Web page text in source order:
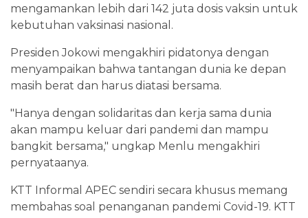
mengamankan lebih dari 142 juta dosis vaksin untuk
kebutuhan vaksinasi nasional.
Presiden Jokowi mengakhiri pidatonya dengan
menyampaikan bahwa tantangan dunia ke depan
masih berat dan harus diatasi bersama.
"Hanya dengan solidaritas dan kerja sama dunia
akan mampu keluar dari pandemi dan mampu
bangkit bersama," ungkap Menlu mengakhiri
pernyataanya.
KTT Informal APEC sendiri secara khusus memang
membahas soal penanganan pandemi Covid-19. KTT